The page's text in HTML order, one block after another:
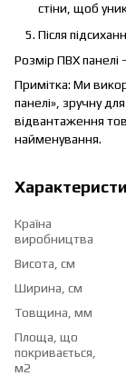
стіни, щоб
Після
Розмір ПВХ
Примітка: Ми
панелі», зручну
відвантаження
найменування.
Країна
виробництва
Висота, см
Ширина, см
Товщина, мм
Площа, що
покривається,
м2